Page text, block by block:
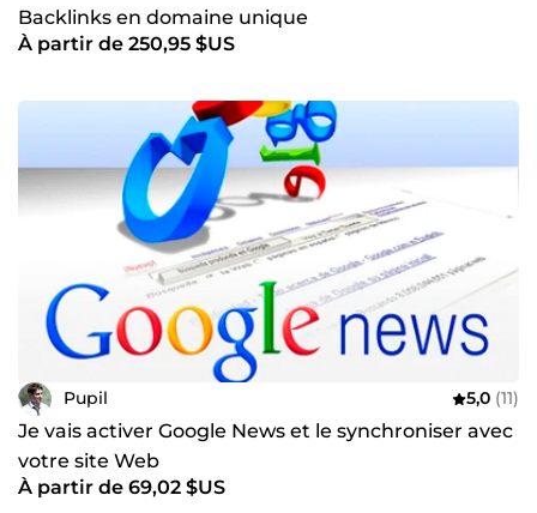
Backlinks en domaine unique
À partir de 250,95 $US
Pupil 5,0 (11)
Je vais activer Google News et le synchroniser avec
votre site Web
À partir de 69,02 $US